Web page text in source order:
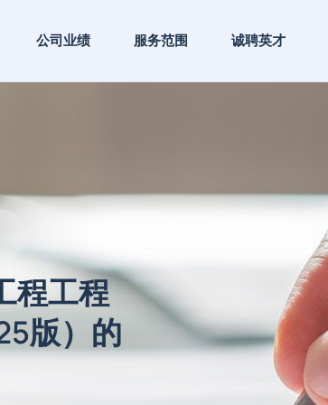
公司业绩 服务范围 诚聘英才
程工程
版）的